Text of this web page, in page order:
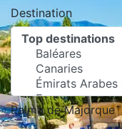
Destination
Palma de Majorque